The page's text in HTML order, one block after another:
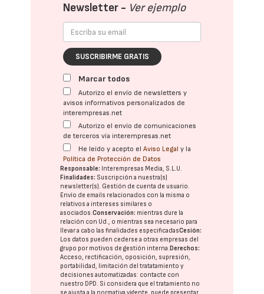
Newsletter - Ver ejemplo
SUSCRIBIRME GRATIS
Marcar todos
Autorizo el envío de newsletters y
avisos informativos personalizados de
interempresas.net
Autorizo el envío de comunicaciones
de terceros vía interempresas.net
He leído y acepto elAviso Legal y la
Política de Protección de Datos
Responsable: Interempresas Media, S.L.U.
Finalidades: Suscripción a nuestra(s)
newsletter(s). Gestión de cuenta de usuario.
Envío de emails relacionados con la misma o
relativos a intereses similares o
asociados.Conservación: mientras dure la
relación con Ud., o mientras sea necesario para
llevar a cabo las finalidades especificadasCesión:
Los datos pueden cederse a otras empresas del
grupo por motivos de gestión interna. Derechos:
Acceso, rectificación, oposición, supresión,
portabilidad, limitación del tratatamiento y
decisiones automatizadas: contacte con
nuestro DPD. Si considera que el tratamiento no